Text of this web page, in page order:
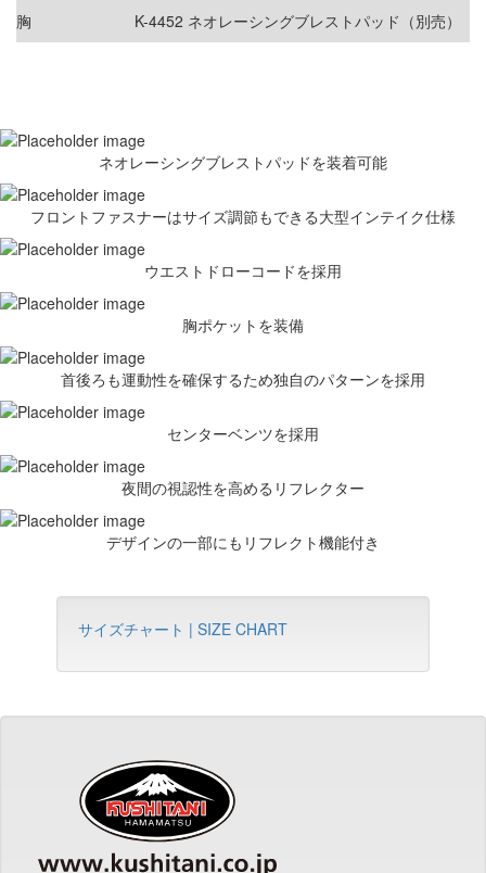
胸
K-4452 ネオレーシングブレストパッド（別売）
ネオレーシングブレストパッドを装着可能
フロントファスナーはサイズ調節もできる大型インテイク仕様
ウエストドローコードを採用
胸ポケットを装備
首後ろも運動性を確保するため独自のパターンを採用
センターベンツを採用
夜間の視認性を高めるリフレクター
デザインの一部にもリフレクト機能付き
サイズチャート | SIZE CHART